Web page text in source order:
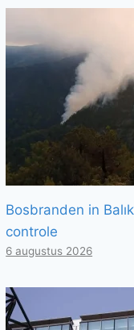
Bosbranden in
controle
6 augustus 2026